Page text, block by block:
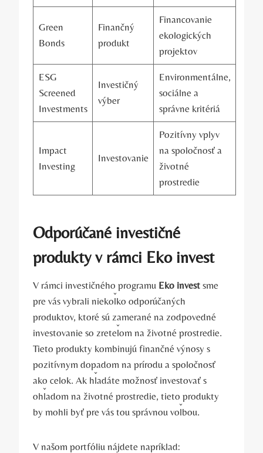
Green
Bonds
Finančný
produkt
Financovanie ​
ekologických
projektov
ESG
Screened
Investments
Investičný
výber
Environmentálne,
sociálne a
správne kritériá
Impact‍
Investing
Investovanie
Pozitívny vplyv
na spoločnosť ​a
životné
prostredie
Odporúčané investičné‌
produkty v ‌rámci Eko invest
V rámci ⁢investičného programu Eko invest sme
pre vás vybrali niekoľko odporúčaných
produktov, ktoré sú​ zamerané na zodpovedné
investovanie ⁤so zreteľom‌ na životné⁤ prostredie.​
Tieto produkty kombinujú finančné ‍výnosy s‌
pozitívnym dopadom na prírodu‍ a spoločnosť
ako celok. ⁣Ak‌ hľadáte možnosť⁤ investovať s
ohľadom ⁣na životné⁤ prostredie, tieto produkty
by mohli byť pre vás tou správnou​ voľbou.
V⁣ našom portfóliu⁢ nájdete ‌napríklad: